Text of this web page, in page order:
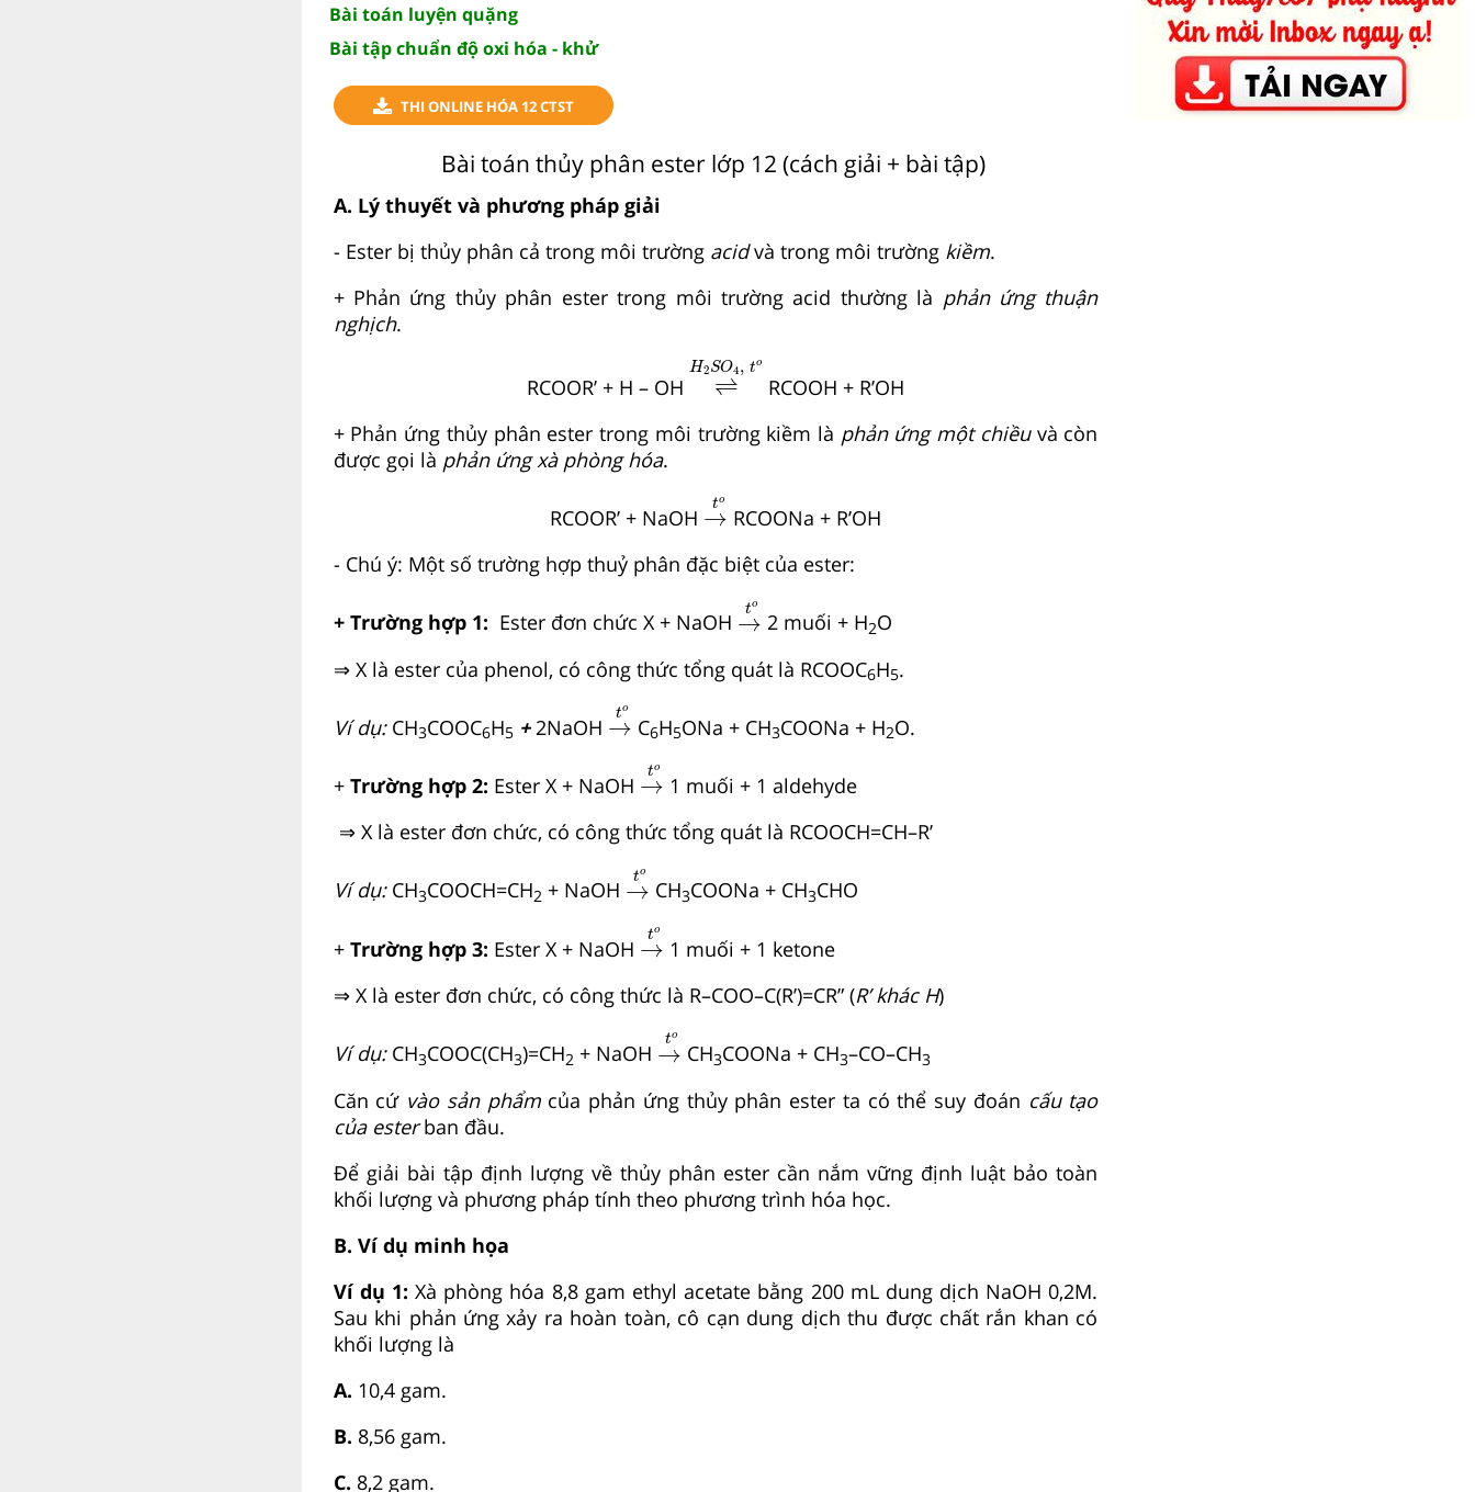
Bài toán luyện quặng
Bài tập chuẩn độ oxi hóa - khử
THI ONLINE HÓA 12 CTST
Bài toán thủy phân ester lớp 12 (cách giải + bài tập)
A. Lý thuyết và phương pháp giải
- Ester bị thủy phân cả trong môi trường acidvà trong môi trường kiềm.
+ Phản ứng thủy phân ester trong môi trường acid thường là phản ứng thuận
nghịch.
RCOOR’ + H – OH
H2SO4, to
⇌
⇌ H2 SO
RCOOH + R’OH
+ Phản ứng thủy phân ester trong môi trường kiềm là phản ứng một chiềuvà còn
được gọi là phản ứng xà phòng hóa.
RCOOR’ + NaOH
to
→
→
RCOONa + R’OH
- Chú ý: Một số trường hợp thuỷ phân đặc biệt của ester:
+ Trường hợp 1: Ester đơn chức X + NaOH
to
→
→
2 muối + H2O
⇒ X là ester của phenol, có công thức tổng quát là RCOOC6H5.
Ví dụ:CH3COOC6H5 +2NaOH
to
→
→
C6H5ONa + CH3COONa + H2O.
+ Trường hợp 2: Ester X + NaOH
to
→
→
1 muối + 1 aldehyde
⇒ X là ester đơn chức, có công thức tổng quát là RCOOCH=CH–R’
Ví dụ: CH3COOCH=CH2 + NaOH
to
→
→
CH3COONa + CH3CHO
+ Trường hợp 3: Ester X + NaOH
to
→
→
1 muối + 1 ketone
⇒ X là ester đơn chức, có công thức là R–COO–C(R’)=CR” (R’ khác H)
Ví dụ: CH3COOC(CH3)=CH2 + NaOH
to
→
→
CH3COONa + CH3–CO–CH3
Căn cứvào sản phẩmcủa phản ứng thủy phân ester ta có thể suy đoán cấu tạo
của esterban đầu.
Để giải bài tập định lượng về thủy phân ester cần nắm vững định luật bảo toàn
khối lượng và phương pháp tính theo phương trình hóa học.
B. Ví dụ minh họa
Ví dụ 1: Xà phòng hóa 8,8 gam ethyl acetate bằng 200 mL dung dịch NaOH 0,2M.
Sau khi phản ứng xảy ra hoàn toàn, cô cạn dung dịch thu được chất rắn khan có
khối lượng là
A. 10,4 gam.
B. 8,56 gam.
C. 8,2 gam.